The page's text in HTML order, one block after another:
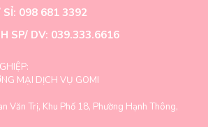
SỈ: 098 681 3392
SP/ DV: 039.333.6616
MẠI DỊCH VỤ GOMI
Văn Trị, Khu Phố 18, Phường Hạnh Thông,